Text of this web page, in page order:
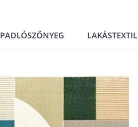
PADLÓSZŐNYEG LAKÁSTEXTIL